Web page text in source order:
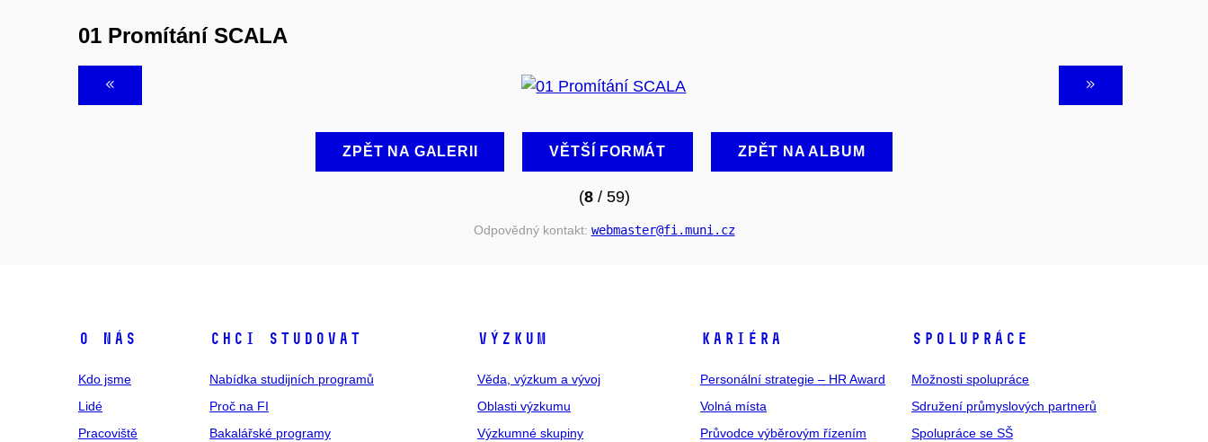
01 Promítání SCALA
ZPĚT NA GALERII VĚTŠÍ FORMÁT ZPĚT NA ALBUM
(8/ 59)
Odpovědný kontakt: webmaster@fi .muni .cz
O NÁS
Kdo jsme
Lidé
Pracoviště
CHCI STUDOVAT
Nabídka studijních programů
Proč na FI
Bakalářské programy
VÝZKUM
Věda, výzkum a vývoj
Oblasti výzkumu
Výzkumné skupiny
KARIÉRA
Personální strategie – HR Award
Volná místa
Průvodce výběrovým řízením
SPOLUPRÁCE
Možnosti spolupráce
Sdružení průmyslových partnerů
Spolupráce se SŠ